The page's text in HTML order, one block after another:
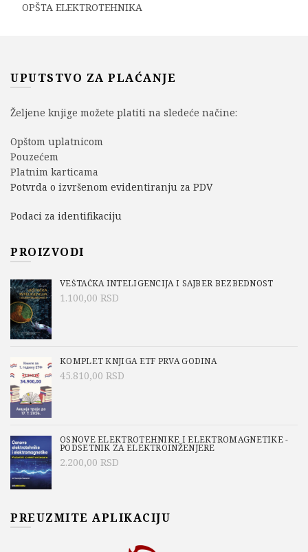
OPŠTA ELEKTROTEHNIKA
UPUTSTVO ZA PLAĆANJE
Željene knjige možete platiti na sledeće načine:
Opštom uplatnicom
Pouzećem
Platnim karticama
Potvrda o izvršenom evidentiranju za PDV
Podaci za identifikaciju
PROIZVODI
VEŠTAČKA INTELIGENCIJA I SAJBER BEZBEDNOST
1.100,00 RSD
KOMPLET KNJIGA ETF PRVA GODINA
45.810,00 RSD
OSNOVE ELEKTROTEHNIKE I ELEKTROMAGNETIKE -
PODSETNIK ZA ELEKTROINŽENJERE
2.200,00 RSD
PREUZMITE APLIKACIJU